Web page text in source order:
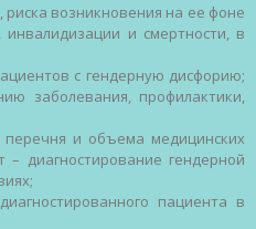
, риска возникновения на ее фоне
, инвалидизации и смертности, в
с гендерную дисфорию;
заболевания, профилактики,
перечня и объема медицинских
– диагностирование гендерной
;
диагностированного пациента в